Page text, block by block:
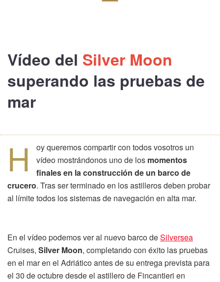
Vídeo del Silver Moon
superando las pruebas de
mar
H
oy queremos compartir con todos vosotros un
vídeo mostrándonos uno de los momentos
finales en la construcción de un barco de
crucero. Tras ser terminado en los astilleros deben probar
al límite todos los sistemas de navegación en alta mar.
En el vídeo podemos ver al nuevo barco deSilversea
Cruises, Silver Moon, completando con éxito las pruebas
en el mar en el Adriático antes de su entrega prevista para
el 30 de octubre desde el astillero de Fincantieri en